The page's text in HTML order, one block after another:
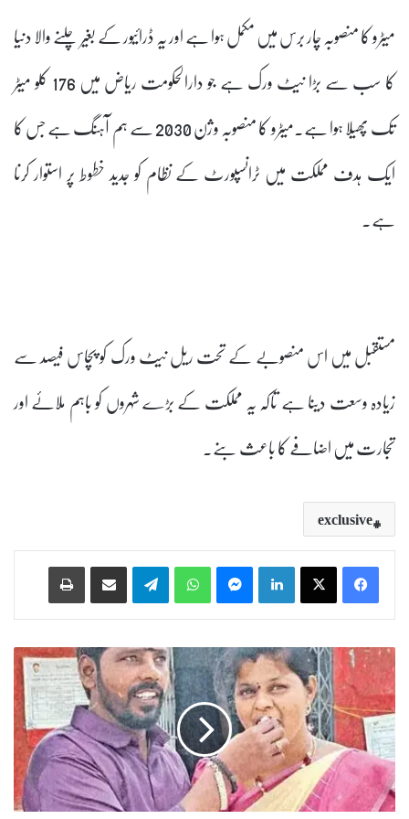
میٹرو کا منصوبہ چار برس میں مکمل ہوا ہے اور یہ ڈرائیور کے بغیر چلنے والا دنیا
کا سب سے بڑا نیٹ ورک ہے جو دارالحکومت ریاض میں 176 کلو میٹر
تک پھیلا ہوا ہے۔میٹرو کا منصوبہ وژن 2030 سے ہم آہنگ ہے جس کا
ایک ہدف مملکت میں ٹرانسپورٹ کے نظام کو جدید خطوط پر استوار کرنا
ہے۔
مستقبل میں اس منصوبے کے تحت ریل نیٹ ورک کو پچاس فیصد سے
زیادہ وسعت دینا ہے تاکہ یہ مملکت کے بڑے شہروں کو باہم ملائے اور
تجارت میں اضافے کا باعث بنے۔
exclusive
LinkedIn
WhatsApp
Telegram
ع
ا
ش
ق
ک
ی
خ
ا
ط